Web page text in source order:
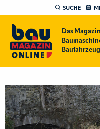
SUCHE
Das